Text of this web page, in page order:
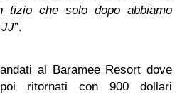
tizio che solo dopo abbiamo
”.
al Baramee Resort dove
ritornati con 900 dollari